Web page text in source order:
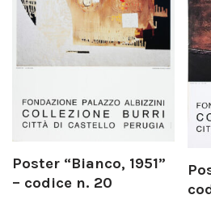
Poster “Bianco, 1951”
– codice n. 20